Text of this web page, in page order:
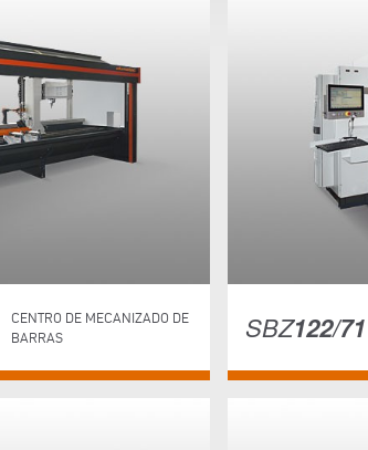
CENTRO DE MECANIZADO DE
BARRAS
SBZ122/71